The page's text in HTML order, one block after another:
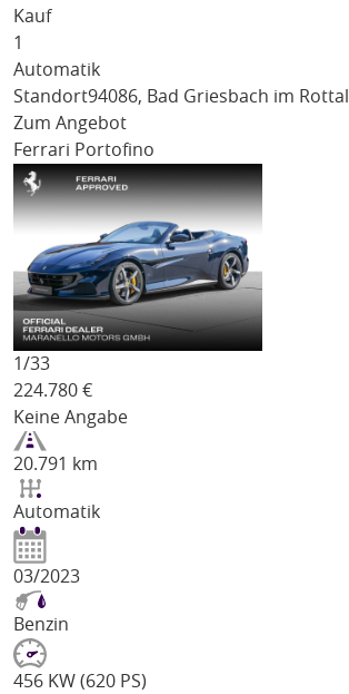
Kauf
1
Automatik
Standort94086, Bad Griesbach im Rottal
Zum Angebot
Ferrari Portofino
1/33
224.780 €
Keine Angabe
20.791 km
Automatik
03/2023
Benzin
456 KW (620 PS)